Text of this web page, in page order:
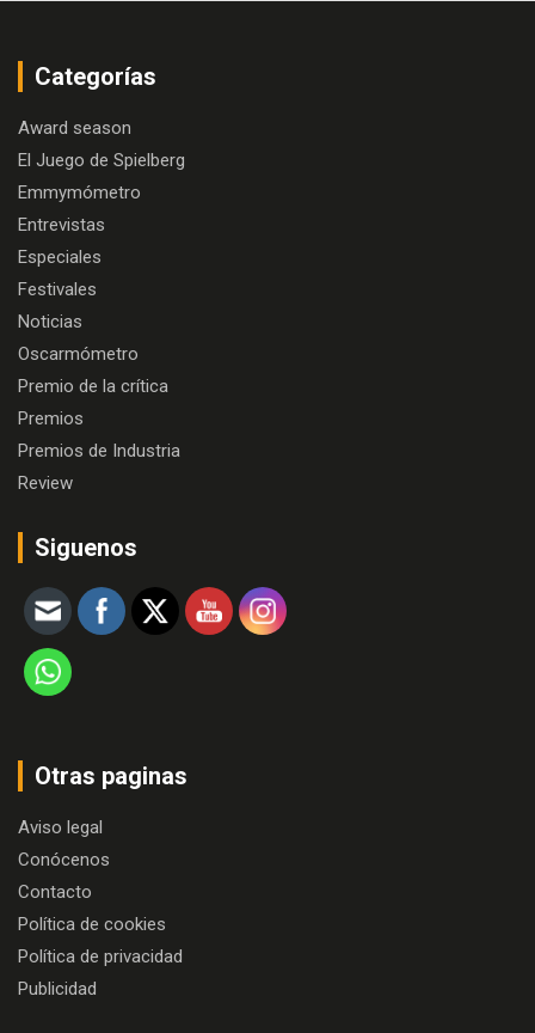
Categorías
Award season
El Juego de Spielberg
Emmymómetro
Entrevistas
Especiales
Festivales
Noticias
Oscarmómetro
Premio de la crítica
Premios
Premios de Industria
Review
Siguenos
Otras paginas
Aviso legal
Conócenos
Contacto
Política de cookies
Política de privacidad
Publicidad